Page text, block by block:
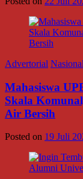
Advertorial Nasional
Mahasiswa
Skala
Air Bersih
Posted on 19 Juli